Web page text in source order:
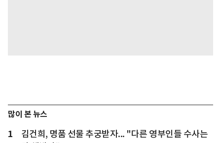
많이 본 뉴스
1
김건희, 명품 선물 추궁받자... "다른 영부인들 수사는